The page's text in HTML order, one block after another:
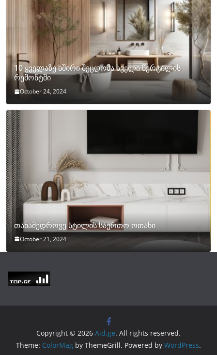
10 ყველაზე ხშირი შეცდომა სველი წერტილის
რემონტში
October 24, 2024
თანამედროვე სტილის საერთო ოთახი
October 21, 2024
Copyright © 2026 Aid.ge. All rights reserved.
Theme: ColorMag by ThemeGrill. Powered by WordPress.